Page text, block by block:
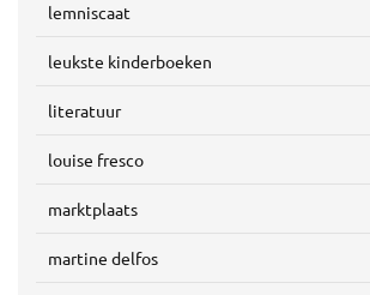
lemniscaat
leukste kinderboeken
literatuur
louise fresco
marktplaats
martine delfos